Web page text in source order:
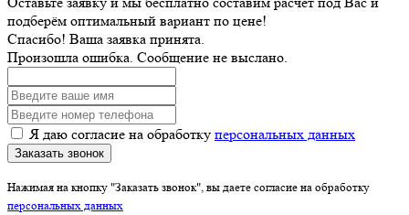
подберём оптимальный вариант по цене!
Спасибо! Ваша заявка принята.
Произошла ошибка. Сообщение не выслано.
Я даю согласие на обработку персональных данных
Заказать звонок
Нажимая на кнопку "Заказать звонок", вы даете согласие на обработку
персональных данных